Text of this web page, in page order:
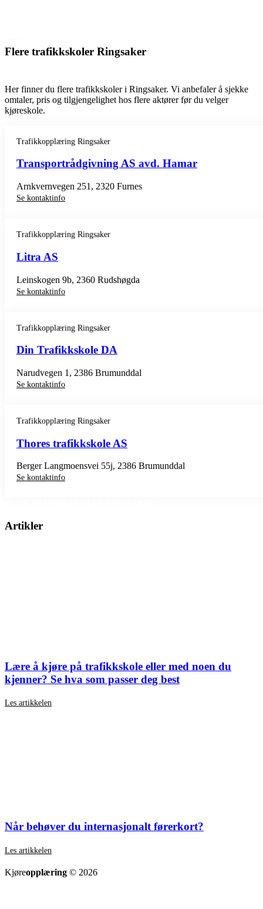
Flere trafikkskoler Ringsaker
Her finner du flere trafikkskoler i Ringsaker. Vi anbefaler å sjekke
omtaler, pris og tilgjengelighet hos flere aktører før du velger
kjøreskole.
Trafikkopplæring Ringsaker
Transportrådgivning AS avd. Hamar
Arnkvernvegen 251, 2320 Furnes
Se kontaktinfo
Trafikkopplæring Ringsaker
Litra AS
Leinskogen 9b, 2360 Rudshøgda
Se kontaktinfo
Trafikkopplæring Ringsaker
Din Trafikkskole DA
Narudvegen 1, 2386 Brumunddal
Se kontaktinfo
Trafikkopplæring Ringsaker
Thores trafikkskole AS
Berger Langmoensvei 55j, 2386 Brumunddal
Se kontaktinfo
Artikler
Lære å kjøre på trafikkskole eller med noen du
kjenner? Se hva som passer deg best
Les artikkelen
Når behøver du internasjonalt førerkort?
Les artikkelen
Kjøreopplæring © 2026